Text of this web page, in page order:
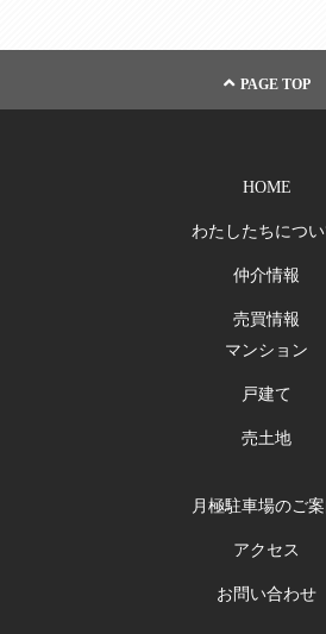
PAGE TOP
HOME
わたしたちにつ
仲介情報
売買情報
マンション
戸建て
売土地
月極駐車場のご
アクセス
お問い合わせ